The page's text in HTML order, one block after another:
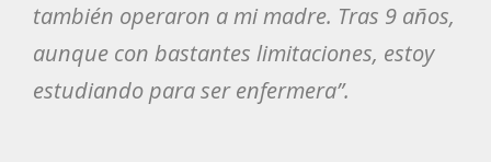
también operaron a mi madre. Tras 9 años,
aunque con bastantes limitaciones, estoy
estudiando para ser enfermera”.